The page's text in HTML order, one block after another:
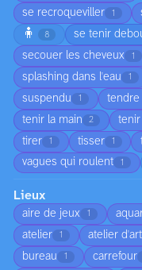
se recroqueviller 1
🧍 8 se tenir
secouer les cheveux 1
splashing dans l'eau 1
suspendu 1 tendre
tenir la main 2
tirer 1 tisser 1
vagues qui roulent 1
Lieux
aire de jeux 1
atelier 1 atelier
bureau 1 carrefour